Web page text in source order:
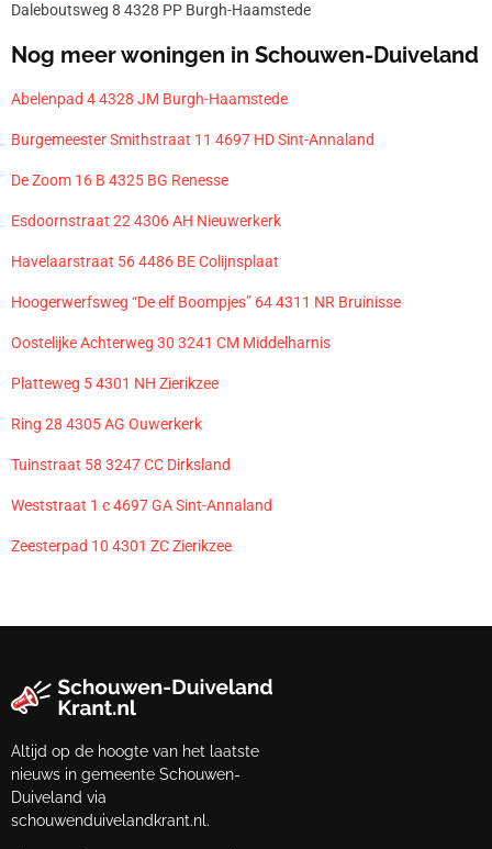
Daleboutsweg 8 4328 PP Burgh-Haamstede
Nog meer woningen in Schouwen-Duiveland
Abelenpad 4 4328 JM Burgh-Haamstede
Burgemeester Smithstraat 11 4697 HD Sint-Annaland
De Zoom 16 B 4325 BG Renesse
Esdoornstraat 22 4306 AH Nieuwerkerk
Havelaarstraat 56 4486 BE Colijnsplaat
Hoogerwerfsweg “De elf Boompjes” 64 4311 NR Bruinisse
Oostelijke Achterweg 30 3241 CM Middelharnis
Platteweg 5 4301 NH Zierikzee
Ring 28 4305 AG Ouwerkerk
Tuinstraat 58 3247 CC Dirksland
Weststraat 1 c 4697 GA Sint-Annaland
Zeesterpad 10 4301 ZC Zierikzee
Altijd op de hoogte van het laatste
nieuws in gemeente Schouwen-
Duiveland via
schouwenduivelandkrant.nl.